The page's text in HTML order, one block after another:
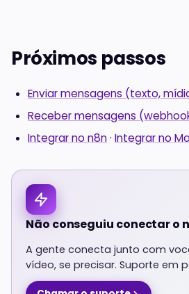
Próximos passos
Enviar mensagens (texto,
Receber mensagens
Integrar no n8n· Integrar no
Não conseguiu conectar o
A gente conecta junto com
vídeo, se precisar. Suporte em